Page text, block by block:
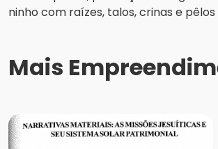
ninho com raízes, talos, crinas e pêlos
Mais